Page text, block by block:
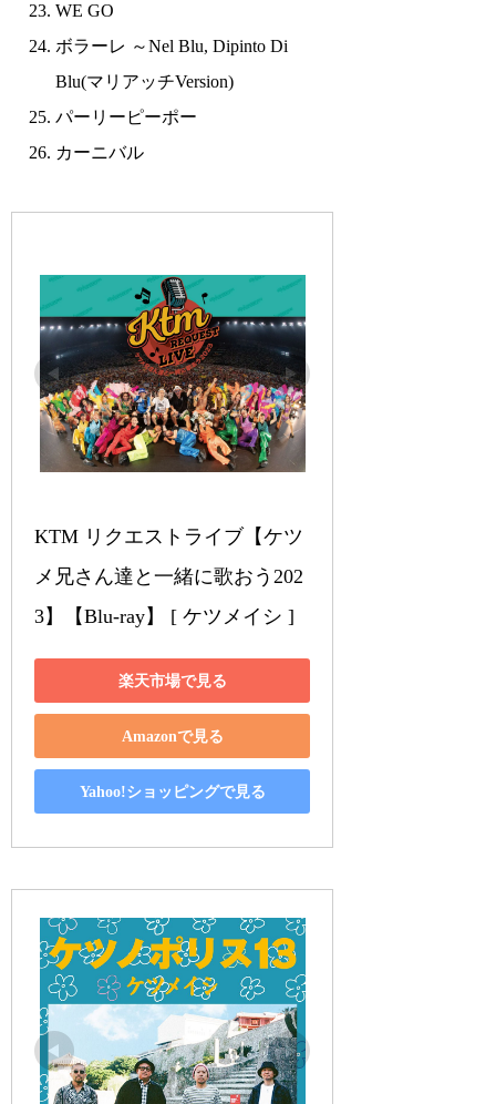
WE GO
ボラーレ ～Nel Blu, Dipinto Di
Blu(マリアッチVersion)
パーリーピーポー
カーニバル
KTM リクエストライブ【ケツ
メ兄さん達と一緒に歌おう202
3】【Blu-ray】 [ ケツメイシ ]
楽天市場で見る
Amazonで見る
Yahoo!ショッピングで見る